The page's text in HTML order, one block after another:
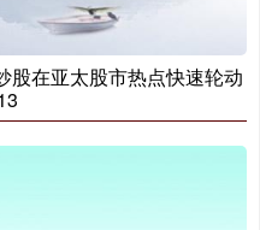
股在亚太股市热点快速轮动